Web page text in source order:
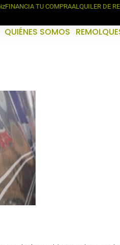
FINANCIA TU COMPRAALQUILER DE
QUIÉNES SOMOS